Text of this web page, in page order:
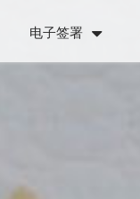
电子签署